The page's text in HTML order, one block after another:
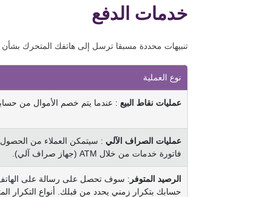
خدمات الدفع
تنبيهات محددة مسبقا ترسل إلى هاتفك المتحرك بشأن
نوع العملية
عمليات نقاط البيع : عندما يتم خصم الأموال من
عمليات الصراف الآلي : سيتمكن العملاء من الحصول
فاتورة خدمات من خلال ATM (جهاز صراف آلي).
الرصيد المتوفر : سوف تحصل على رسالة على الهاتف
حسابك بتكرار زمني يحدد من قبلك. أنواع التكرار